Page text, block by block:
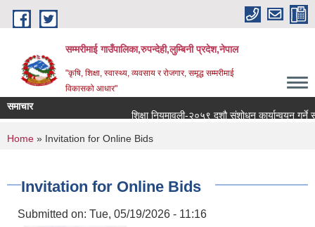
Skip to main content
सम्मरीमाई गाउँपालिका,रुपन्देही,लुम्बिनी प्रदेश,नेपाल
"कृषि, शिक्षा, स्वास्थ्य, व्यवसाय र रोजगार, समृद्ध सम्मरीमाई
विकासको आधार"
समाचार
शिक्षा नियमावली-२०५९ दशौ संशोधन कार्यान्वयन गर्ने
You are here
Home » Invitation for Online Bids
Invitation for Online Bids
Submitted on: Tue, 05/19/2026 - 11:16